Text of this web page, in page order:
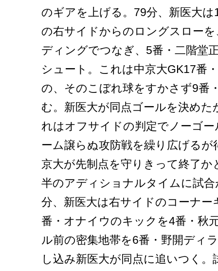
のギアを上げる。79分、新医大
の右サイドからのロングスロー
ディングでつなぎ、5番・二階堂
シュート。これは中京大GK17番
の、そのこぼれ球をすかさず9番
む。新医大が同点ゴールを決め
れはオフサイドの判定でノーゴ
ーム譲らぬ攻防戦を繰り広げるが
京大が先制点を守りきって終了か
半のアディショナルタイムに試
分、新医大は右サイドのコーナー
番・オナイウのキックを4番・秋
ル前の密集地帯を6番・野開ディ
し込み新医大が同点に追いつく。